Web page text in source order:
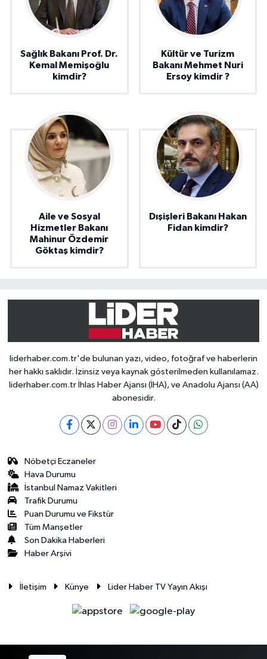
Sağlık Bakanı Prof. Dr.
Kemal Memişoğlu
kimdir?
Kültür ve Turizm
Bakanı Mehmet Nuri
Ersoy kimdir ?
Aile ve Sosyal
Hizmetler Bakanı
Mahinur Özdemir
Göktaş kimdir?
Dışişleri Bakanı Hakan
Fidan kimdir?
liderhaber.com.tr'de bulunan yazı, video, fotoğraf ve haberlerin
her hakkı saklıdır. İzinsiz veya kaynak gösterilmeden kullanılamaz.
liderhaber.com.tr İhlas Haber Ajansı (İHA), ve Anadolu Ajansı (AA)
abonesidir.
Nöbetçi Eczaneler
Hava Durumu
İstanbul Namaz Vakitleri
Trafik Durumu
Puan Durumu ve Fikstür
Tüm Manşetler
Son Dakika Haberleri
Haber Arşivi
İletişim Künye Lider Haber TV Yayın Akışı